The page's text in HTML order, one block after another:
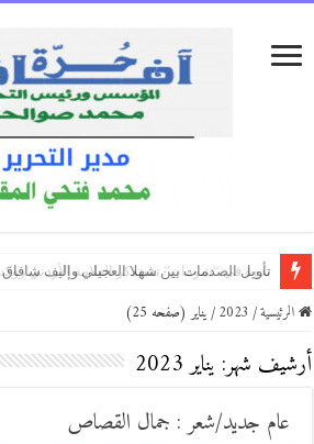
الفريق أول الركن خالد جميل الصرايرة…
ملفات سرية/بقلم:*أمة الله الأحمدي
ندوة في “شومان” تستذكر العلامة الأردني
الرئيسية/
2023
/يناير (صفحه 25)
أرشيف شهر: يناير 2023
عام جديد/شعر : جمال القصاص